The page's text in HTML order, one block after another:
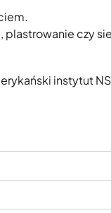
plastrowanie czy
instytut